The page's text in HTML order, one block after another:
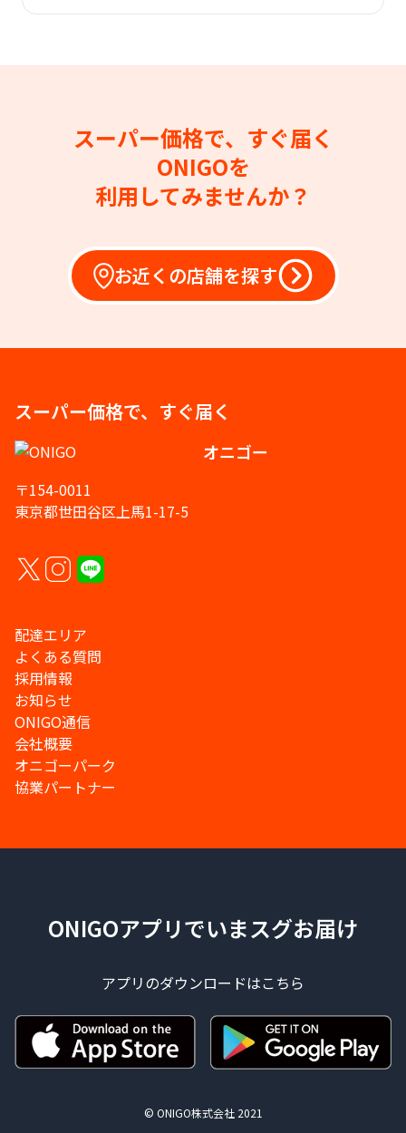
スーパー価格で、すぐ届く
ONIGOを
利用してみませんか？
お近くの店舗を探す
スーパー価格で、すぐ届く
オニゴー
〒154-0011
東京都世田谷区上馬1-17-5
配達エリア
よくある質問
採用情報
お知らせ
ONIGO通信
会社概要
オニゴーパーク
協業パートナー
ONIGOアプリでいまスグお届け
アプリのダウンロードはこちら
© ONIGO株式会社 2021